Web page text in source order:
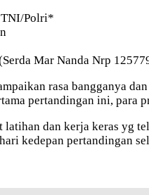
TNI/Polri*
Mar Nanda Nrp
rasa bangganya
pertandingan ini, para
latihan dan kerja keras yg
kedepan pertandingan